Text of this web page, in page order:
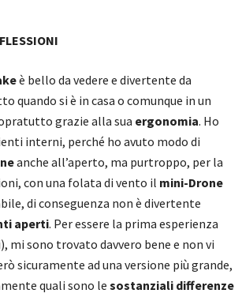
è bello da vedere e divertente da
quando si è in casa o comunque in un
grazie alla sua ergonomia. Ho
interni, perché ho avuto modo di
anche all’aperto, ma purtroppo, per la
con una folata di vento il mini-Drone
di conseguenza non è divertente
aperti. Per essere la prima esperienza
mi sono trovato davvero bene e non vi
sicuramente ad una versione più grande,
quali sono le sostanziali differenze